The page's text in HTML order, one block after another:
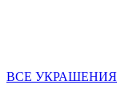
ВСЕ УКРАШЕНИЯ